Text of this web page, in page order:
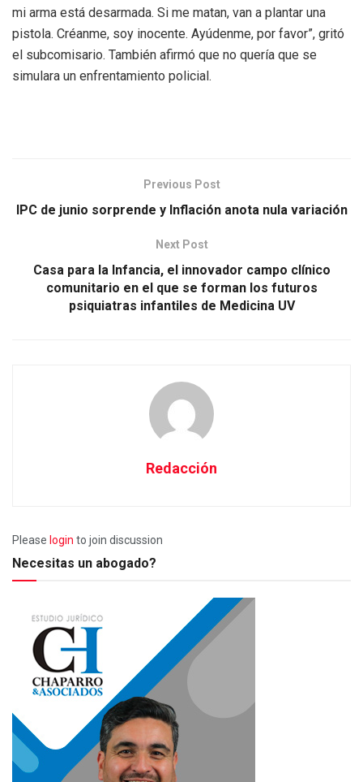
mi arma está desarmada. Si me matan, van a plantar una
pistola. Créanme, soy inocente. Ayúdenme, por favor”, gritó
el subcomisario. También afirmó que no quería que se
simulara un enfrentamiento policial.
Previous Post
IPC de junio sorprende y Inflación anota nula variación
Next Post
Casa para la Infancia, el innovador campo clínico
comunitario en el que se forman los futuros
psiquiatras infantiles de Medicina UV
Redacción
Please login to join discussion
Necesitas un abogado?